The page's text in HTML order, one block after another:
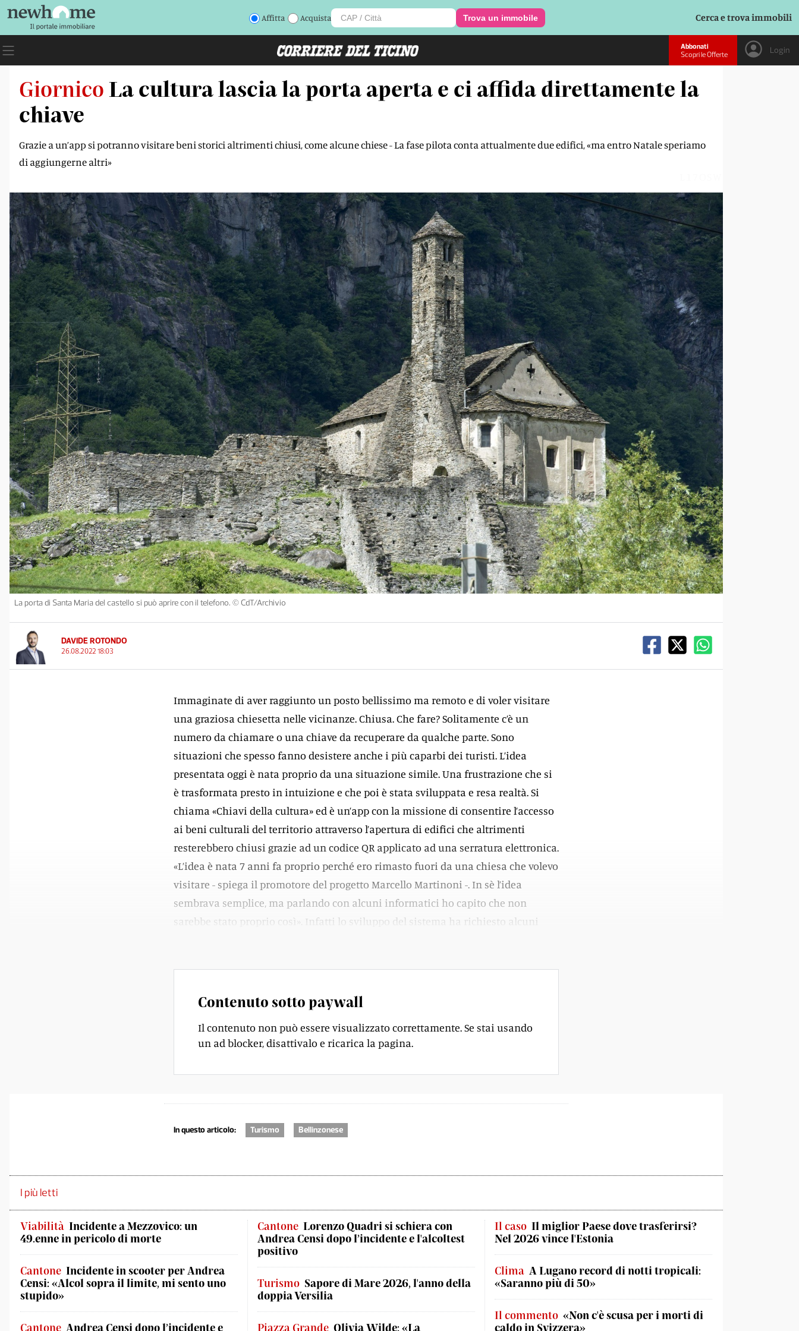
Affitta Acquista Trova un immobile Cerca e trova immobili
Abbonati
Scopri le Offerte
Login
Giornico La cultura lascia la porta aperta e ci affida direttamente la
chiave
Grazie a un’app si potranno visitare beni storici altrimenti chiusi, come alcune chiese - La fase pilota conta attualmente due edifici, «ma entro Natale speriamo
di aggiungerne altri»
La porta di Santa Maria del castello si può aprire con il telefono. © CdT/Archivio
DAVIDE ROTONDO
26.08.2022 18:03
Immaginate di aver raggiunto un posto bellissimo ma remoto e di voler visitare
una graziosa chiesetta nelle vicinanze. Chiusa. Che fare? Solitamente c’è un
numero da chiamare o una chiave da recuperare da qualche parte. Sono
situazioni che spesso fanno desistere anche i più caparbi dei turisti. L’idea
presentata oggi è nata proprio da una situazione simile. Una frustrazione che si
è trasformata presto in intuizione e che poi è stata sviluppata e resa realtà. Si
chiama «Chiavi della cultura» ed è un’app con la missione di consentire l’accesso
ai beni culturali del territorio attraverso l’apertura di edifici che altrimenti
resterebbero chiusi grazie ad un codice QR applicato ad una serratura elettronica.
«L’idea è nata 7 anni fa proprio perché ero rimasto fuori da una chiesa che volevo
visitare - spiega il promotore del progetto Marcello Martinoni -. In sè l’idea
sembrava semplice, ma parlando con alcuni informatici ho capito che non
sarebbe stato proprio così». Infatti lo sviluppo del sistema ha richiesto alcuni
Contenuto sotto paywall
Il contenuto non può essere visualizzato correttamente. Se stai usando
un ad blocker, disattivalo e ricarica la pagina.
In questo articolo: Turismo Bellinzonese
I più letti
Viabilità Incidente a Mezzovico: un
49.enne in pericolo di morte
Cantone Incidente in scooter per Andrea
Censi: «Alcol sopra il limite, mi sento uno
stupido»
Cantone Andrea Censi dopo l’incidente e
Cantone Lorenzo Quadri si schiera con
Andrea Censi dopo l’incidente e l'alcoltest
positivo
Turismo Sapore di Mare 2026, l'anno della
doppia Versilia
Piazza Grande Olivia Wilde: «La
Il caso Il miglior Paese dove trasferirsi?
Nel 2026 vince l'Estonia
Clima A Lugano record di notti tropicali:
«Saranno più di 50»
Il commento «Non c'è scusa per i morti di
caldo in Svizzera»